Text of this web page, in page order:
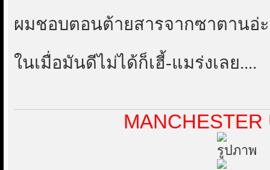
ผมชอบตอนต้ายสารจากซาตานอ่ะ
ในเมื่อมันดีไม่ได้ก็เฮี้-แมร่งเลย....
MANCHESTER